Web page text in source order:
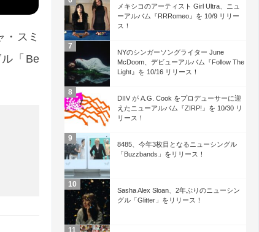
スミ
「Be
メキシコのアーティスト Girl Ultra、ニュ
ーアルバム『RRRomeo』を 10/9 リリー
ス！
NYのシンガーソングライター June
McDoom、デビューアルバム『Follow The
Light』を 10/16 リリース！
DIIV が A.G. Cook をプロデューサーに迎
えたニューアルバム『ZIRP!』を 10/30 リ
リース！
8485、今年3枚目となるニューシングル
「Buzzbands」をリリース！
Sasha Alex Sloan、2年ぶりのニューシン
グル「Glitter」をリリース！